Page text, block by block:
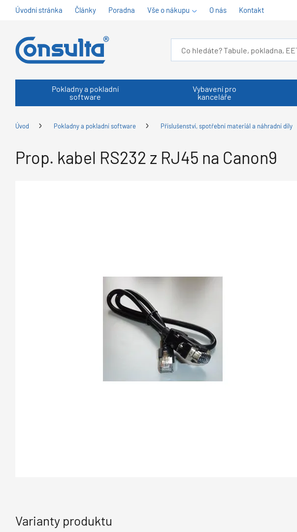
Úvodní stránka Články Poradna Vše o nákupu O nás Kontakt
Pokladny a pokladní
software
Vybavení pro
kanceláře
Úvod Pokladny a pokladní software Příslušenství, spotřební materiál a náhradní díly
Prop. kabel RS232 z RJ45 na Canon9
Varianty produktu